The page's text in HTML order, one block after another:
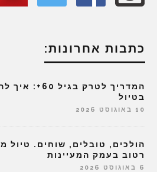
כתבות אחרונות:
המדריך לטרק
בטיול
10 באוגוסט 2026
הולכים, טובלים, שוחים. טיול
רטוב בעמק המעיינות
6 באוגוסט 2026